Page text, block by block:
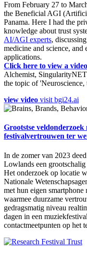
From February 27 to
the Beneficial AGI
Panama. Here I had the
knowledge about trust
AI/AGI experts,
medicine and science, and
applications.
Click here to view a video
Alchemist,
the topic of 'Neuroscience,
view video visit bgi24.ai
Grootstse veldonderzoek
festivalvertrouwen ter
In de zomer van 2023
Lowlands een
Het onderzoek op locatie
Nationale
met hun eigen
waarmee duurzame
gedragsmatig niveau
dagen in een
contactmeetpunten op het